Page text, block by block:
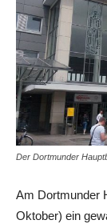
Der Dortmunder
Am Dortmunder
Oktober) ein